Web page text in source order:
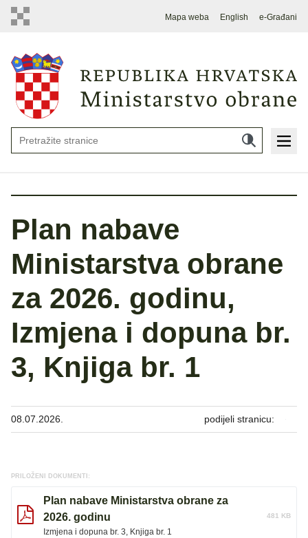
Mapa weba English e-Građani
Plan nabave
Ministarstva obrane
za 2026. godinu,
Izmjena i dopuna br.
3, Knjiga br. 1
08.07.2026. podijeli stranicu:
PRILOŽENI DOKUMENTI:
Plan nabave Ministarstva obrane za
2026. godinu
Izmjena i dopuna br. 3, Knjiga br. 1
481 KB